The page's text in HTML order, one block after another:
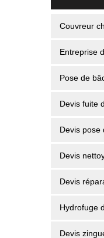
Couvreur
Entreprise
Pose de
Devis fuite
Devis pose
Devis
Devis
Hydrofuge
Devis